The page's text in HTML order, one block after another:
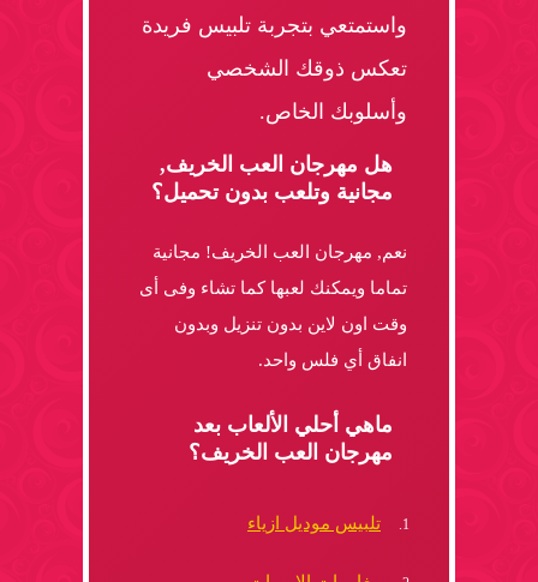
واستمتعي بتجربة تلبيس فريدة
تعكس ذوقك الشخصي
وأسلوبك الخاص.
هل مهرجان العب الخريف,
مجانية وتلعب بدون تحميل؟
نعم, مهرجان العب الخريف! مجانية
تماما ويمكنك لعبها كما تشاء وفى أى
وقت اون لاين بدون تنزيل وبدون
انفاق أي فلس واحد.
ماهي أحلي الألعاب بعد
مهرجان العب الخريف؟
تلبيس موديل ازياء